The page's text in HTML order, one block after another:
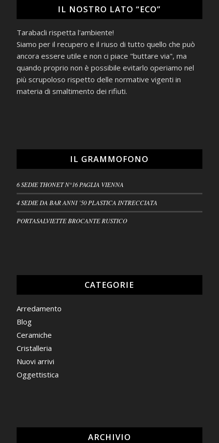
IL NOSTRO LATO “ECO”
Tarabacli rispetta l'ambiente!
Siamo per il recupero e il riuso di tutto quello che può
ancora essere utile e non ci piace "buttare via", ma
quando proprio non è possibile evitarlo operiamo nel
più scrupoloso rispetto delle normative vigenti in
materia di smaltimento dei rifiuti.
IL GRAMMOFONO
6 SEDIE THONET N°16 PAGLIA VIENNA
4 SEDIE DA BAR ANNI ’50 PLASTICA INTRECCIATA
PORTASALVIETTE BROCANTE RUSTICO
CATEGORIE
Arredamento
Blog
Ceramiche
Cristalleria
Nuovi arrivi
Oggettistica
ARCHIVIO